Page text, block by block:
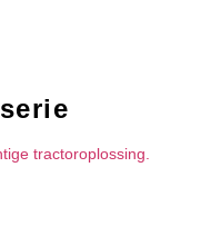
tractoroplossing.